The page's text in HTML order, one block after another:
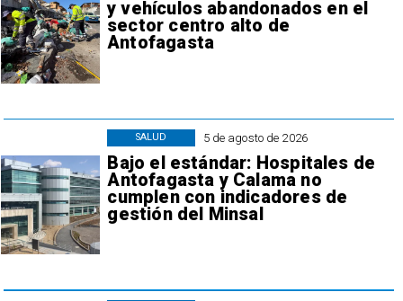
y vehículos abandonados en el
sector centro alto de
Antofagasta
5 de agosto de 2026
Bajo el estándar: Hospitales de
Antofagasta y Calama no
cumplen con indicadores de
gestión del Minsal
SALUD